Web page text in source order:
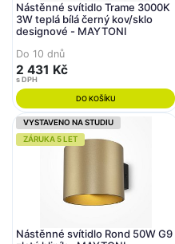
Nástěnné svítidlo Trame 3000K
3W teplá bílá černý kov/sklo
designové - MAYTONI
Do 10 dnů
2 431 Kč
s DPH
DO KOŠÍKU
VYSTAVENO NA STUDIU
ZÁRUKA 5 LET
Nástěnné svítidlo Rond 50W G9